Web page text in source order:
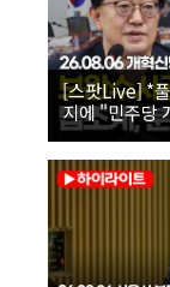
[스팟Live] *
지에 "민주당
26.08.06 개혁